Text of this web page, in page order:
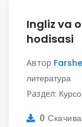
Ingliz va
hodisasi
Автор
литература
Раздел:
0